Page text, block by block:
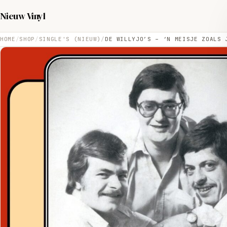
Nieuw Vinyl
HOME SHOP SINGLE'S (NIEUW) DE WILLYJO’S – ‘N MEISJE